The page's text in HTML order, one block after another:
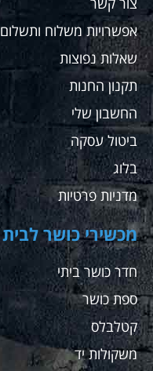
אפשרויות משלוח ותשלום
שאלות נפוצות
תקנון החנות
החשבון שלי
ביטול עסקה
בלוג
מדניות פרטיות
מכשירי כושר לבית
חדר כושר ביתי
ספת כושר
קטלבלס
משקולות יד